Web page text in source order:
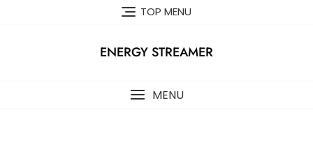
TOP MENU
ENERGY STREAMER
MENU